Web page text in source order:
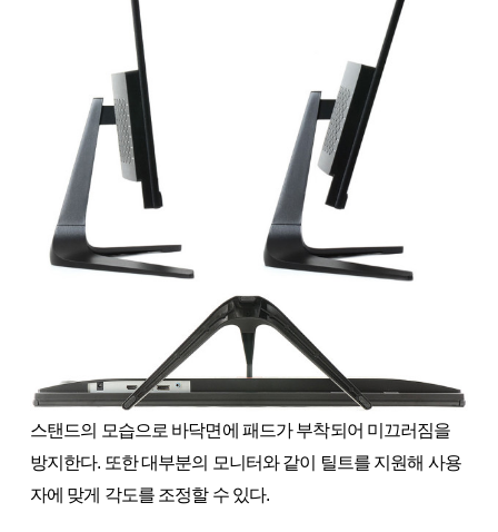
스탠드의 모습으로 바닥면에 패드가 부착되어 미끄러짐을
방지한다. 또한 대부분의 모니터와 같이 틸트를 지원해 사용
자에 맞게 각도를 조정할 수 있다.